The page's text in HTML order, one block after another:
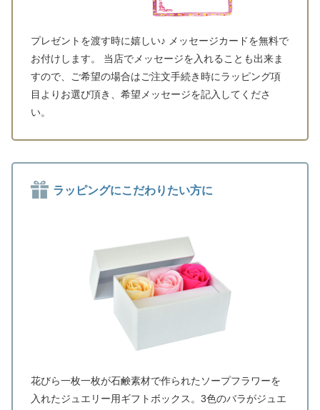
プレゼントを渡す時に嬉しい♪ メッセージカードを無料で
お付けします。 当店でメッセージを入れることも出来ま
すので、ご希望の場合はご注文手続き時にラッピング項
目よりお選び頂き、希望メッセージを記入してくださ
い。
ラッピングにこだわりたい方に
花びら一枚一枚が石鹸素材で作られたソープフラワーを
入れたジュエリー用ギフトボックス。3色のバラがジュエ